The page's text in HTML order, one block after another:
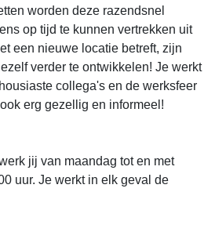
worden deze razendsnel
op tijd te kunnen vertrekken uit
een nieuwe locatie betreft, zijn
verder te ontwikkelen! Je werkt
collega's en de werksfeer
erg gezellig en informeel!
jij van maandag tot en met
uur. Je werkt in elk geval de